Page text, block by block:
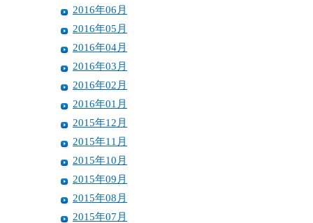
2016年06月
2016年05月
2016年04月
2016年03月
2016年02月
2016年01月
2015年12月
2015年11月
2015年10月
2015年09月
2015年08月
2015年07月